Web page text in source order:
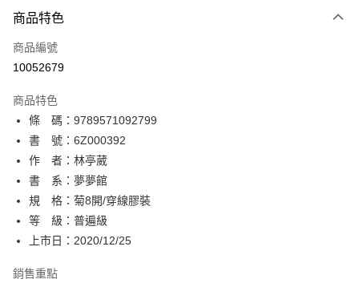
信用卡一次付款
超商取貨付款
相關說明
【關於「AFTEE先享後付」】
AFTEE先享後付是「在收到商品之後才付款」的支付方式。 讓您購物簡單
便利好安心！
１．簡單：不需註冊會員、不需綁卡、不需儲值。
２．便利：只要手機號碼，簡訊認證，即可結帳。
３．安心：先確認商品／服務後，再付款。
【「AFTEE先享後付」結帳流程】
１．於結帳方式選擇「AFTEE先享後付」後，將跳轉至「AFTEE先享後付」
２．訂單成立數日內，您將收到繳費通知簡訊。
ATM付款
運送方式
全家取貨付款
每筆NT$80，滿NT$500(含以上)免運費
每筆NT$80，滿NT$500(含以上)免運費
商品特色
商品編號
10052679
商品特色
條 碼：9789571092799
書 號：6Z000392
作 者：林亭葳
書 系：夢夢館
規 格：菊8開/穿線膠裝
等 級：普遍級
上市日：2020/12/25
銷售重點